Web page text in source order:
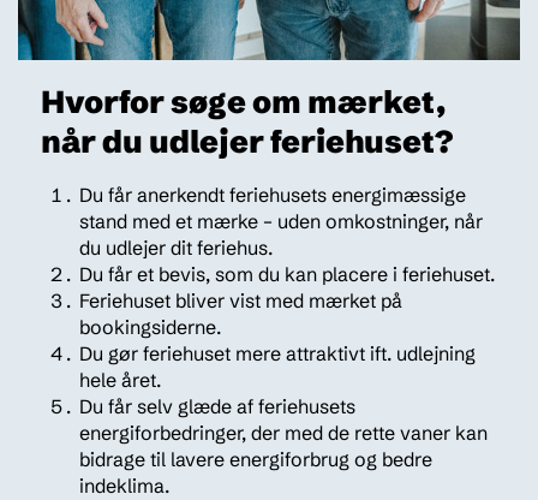
Hvorfor søge om mærket,
når du udlejer feriehuset?
Du får anerkendt feriehusets energimæssige
stand med et mærke – uden omkostninger, når
du udlejer dit feriehus.
Du får et bevis, som du kan placere i feriehuset.
Feriehuset bliver vist med mærket på
bookingsiderne.
Du gør feriehuset mere attraktivt ift. udlejning
hele året.
Du får selv glæde af feriehusets
energiforbedringer, der med de rette vaner kan
bidrage til lavere energiforbrug og bedre
indeklima.